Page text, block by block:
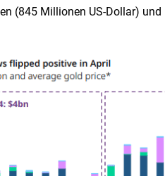
(845 Millionen US-Dollar)